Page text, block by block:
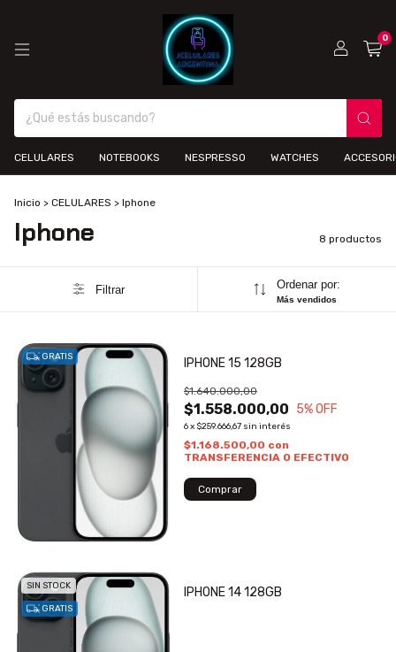
0
CELULARES NOTEBOOKS NESPRESSO WATCHES
Inicio > CELULARES > Iphone
Iphone 8 productos
Filtrar Ordenar por:
Más vendidos
GRATIS IPHONE 15 128GB
$1.558.000,00
$1.640.000,00
5% OFF
6x $259.666,67 sin interés
$1.168.500,00 con
TRANSFERENCIA O EFECTIVO
SIN STOCK
GRATIS
IPHONE 14 128GB